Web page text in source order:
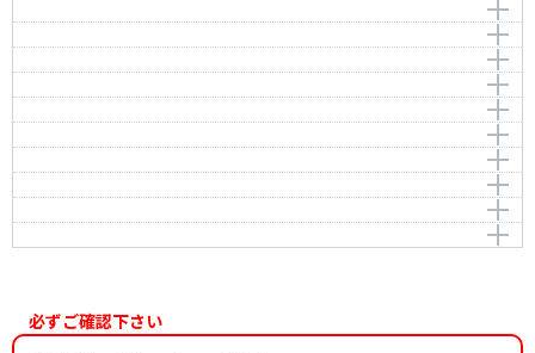
Kitahara，Hakushu
作詞者：文部省唱歌
Nakayama，Shinpei
作詞者：野口雨情
作曲者：-
Traditional
作詞者：日本古謡
春の小川
作曲者：岡野貞一
Okano，Teiichi
作詞者：髙野辰之
富士山
作曲者：文部省唱歌
Monbusho-shouka
作詞者：巌谷小波
こいのぼり
作曲者：無名著作物
Anon.
作詞者：近藤宮子
茶つみ
作曲者：文部省唱歌
Monbusho-shouka
作詞者：文部省唱歌
ふるさと
作曲者：岡野貞一
Okano，Teiichi
作詞者：髙野辰之
あめふり
作曲者：中山晋平
Nakayama，Shinpei
作詞者：北原白秋
村祭
作曲者：文部省唱歌
Monbusho-shouka
作詞者：文部省唱歌
紅葉
Tints of Deepening Autumn（Momiji）
作曲者：岡野貞一
汽車
作曲者：大和田 愛羅
一月一日
作詞者：千家尊福
必ずご確認下さい